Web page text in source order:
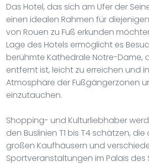
Das Hotel, das sich am Ufer der
einen idealen Rahmen für
von Rouen zu Fuß erkunden
Lage des Hotels ermöglicht es
berühmte Kathedrale Notre-Dame,
entfernt ist, leicht zu erreichen und
Atmosphäre der Fußgängerzonen
einzutauchen.
Shopping- und Kulturliebhaber
den Buslinien T1 bis T4 schätzen,
großen Kaufhäusern und
Sportveranstaltungen im Palais des